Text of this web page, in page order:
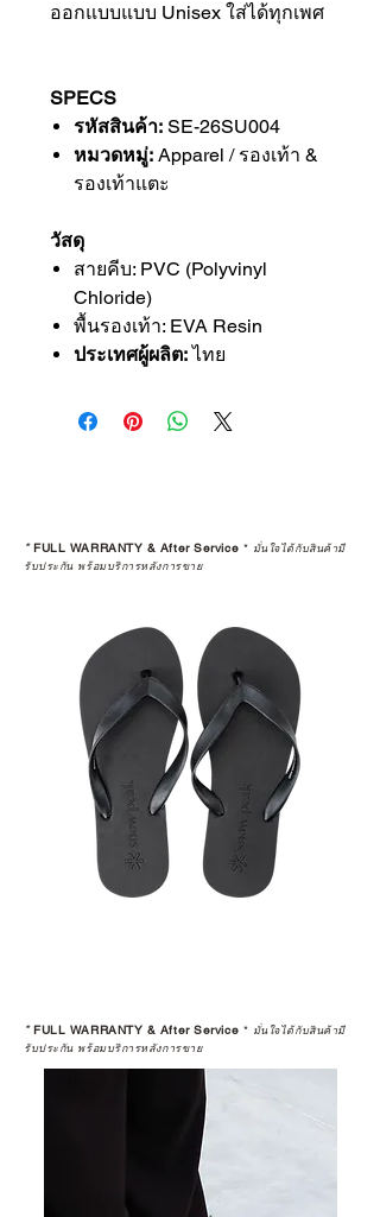
ออกแบบแบบ Unisex ใส่ได้ทุกเพศ
SPECS
รหัสสินค้า: SE-26SU004
หมวดหมู่: Apparel / รองเท้า &
รองเท้าแตะ
วัสดุ
สายคีบ: PVC (Polyvinyl
Chloride)
พื้นรองเท้า: EVA Resin
ประเทศผู้ผลิต:ไทย
*FULL WARRANTY & After Service * มั่นใจได้กับสินค้ามี
รับประกัน พร้อมบริการหลังการขาย
*FULL WARRANTY & After Service * มั่นใจได้กับสินค้ามี
รับประกัน พร้อมบริการหลังการขาย